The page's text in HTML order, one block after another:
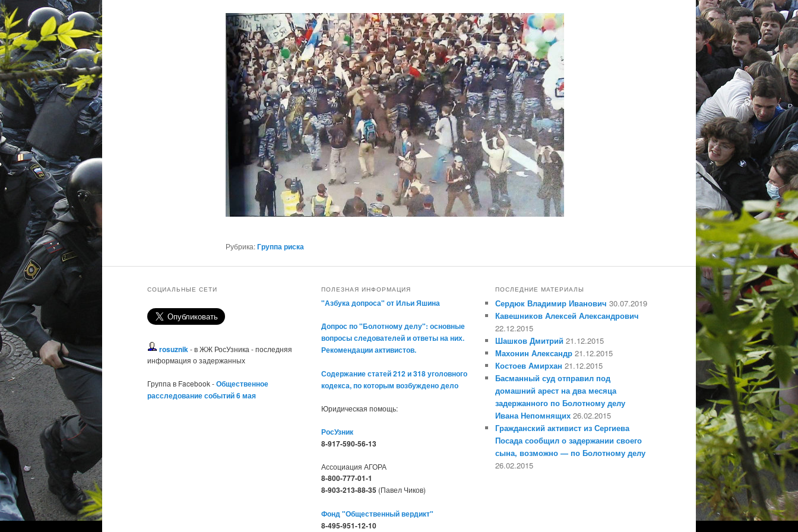
Рубрика:Группа риска
СОЦИАЛЬНЫЕ СЕТИ
rosuznik - в ЖЖ РосУзника - последняя
информация о задержанных
Группа в Facebook -Общественное
расследование событий 6 мая
ПОЛЕЗНАЯ ИНФОРМАЦИЯ
"Азбука допроса" от Ильи Яшина
Допрос по "Болотному делу": основные
вопросы следователей и ответы на них.
Рекомендации активистов.
Содержание статей 212 и 318 уголовного
кодекса, по которым возбуждено дело
Юридическая помощь:
РосУзник
8-917-590-56-13
Ассоциация АГОРА
8-800-777-01-1
8-903-213-88-35 (Павел Чиков)
Фонд "Общественный вердикт"
8-495-951-12-10
ПОСЛЕДНИЕ МАТЕРИАЛЫ
Сердюк Владимир Иванович 30.07.2019
Кавешников Алексей Александрович
22.12.2015
Шашков Дмитрий 21.12.2015
Махонин Александр 21.12.2015
Костоев Амирхан 21.12.2015
Басманный суд отправил под
домашний арест на два месяца
задержанного по Болотному делу
Ивана Непомнящих 26.02.2015
Гражданский активист из Сергиева
Посада сообщил о задержании своего
сына, возможно — по Болотному делу
26.02.2015